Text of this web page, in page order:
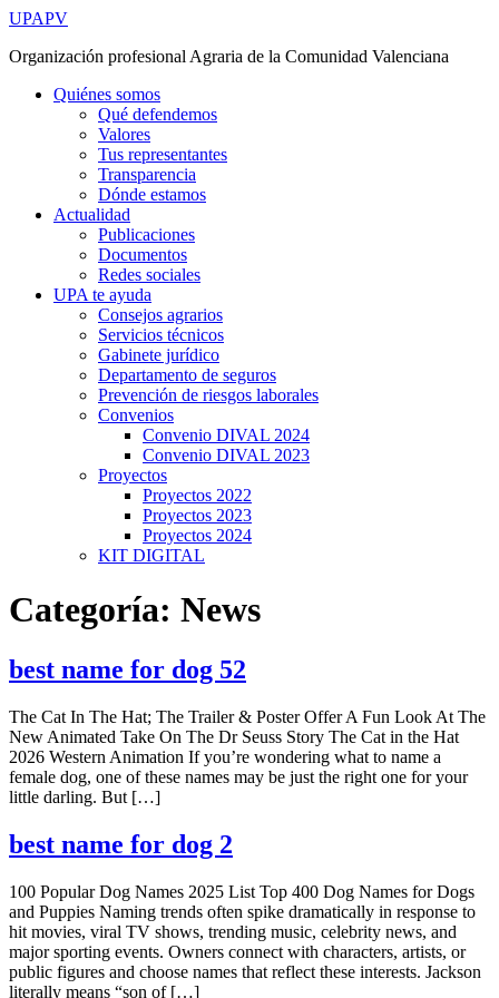
Ir
contenido
UPAPV
Organización profesional Agraria de la Comunidad Valenciana
Quiénes somos
Qué defendemos
Valores
Tus representantes
Transparencia
Dónde estamos
Actualidad
Publicaciones
Documentos
Redes sociales
UPA te ayuda
Consejos agrarios
Servicios técnicos
Gabinete jurídico
Departamento de seguros
Prevención de riesgos laborales
Convenios
Convenio DIVAL 2024
Convenio DIVAL 2023
Proyectos
Proyectos 2022
Proyectos 2023
Proyectos 2024
KIT DIGITAL
Categoría: News
best name for dog 52
The Cat In The Hat; The Trailer & Poster Offer A Fun Look At The
New Animated Take On The Dr Seuss Story The Cat in the Hat
2026 Western Animation If you’re wondering what to name a
female dog, one of these names may be just the right one for your
little darling. But […]
best name for dog 2
100 Popular Dog Names 2025 List Top 400 Dog Names for Dogs
and Puppies Naming trends often spike dramatically in response to
hit movies, viral TV shows, trending music, celebrity news, and
major sporting events. Owners connect with characters, artists, or
public figures and choose names that reflect these interests. Jackson
literally means “son of […]